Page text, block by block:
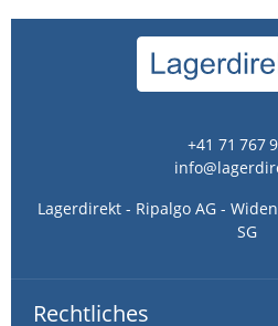
+41 71 767
Lagerdirekt - Ripalgo AG -
SG
Rechtliches